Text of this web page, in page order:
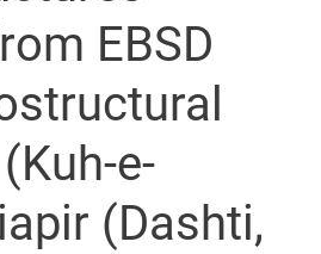
EBSD
e-
(Dashti,